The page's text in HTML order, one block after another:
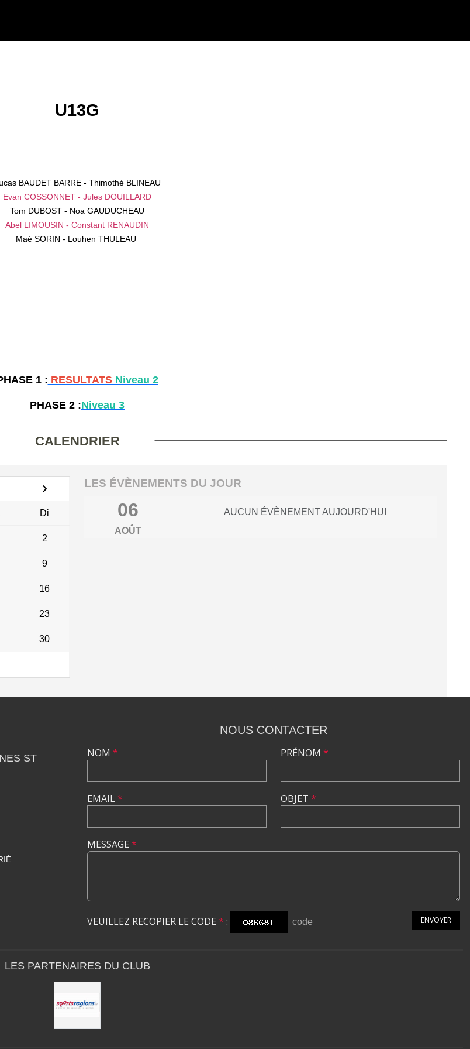
U13G
BAUDET BARRE - Thimothé BLINEAU
Evan COSSONNET - Jules DOUILLARD
Tom DUBOST - Noa GAUDUCHEAU
Abel LIMOUSIN - Constant RENAUDIN
Maé SORIN - Louhen THULEAU
1 : RESULTATS Niveau 2
PHASE 2 :Niveau 3
CALENDRIER
Di
2
9
16
23
30
LES ÉVÈNEMENTS DU JOUR
06
AOÛT
AUCUN ÉVÈNEMENT AUJOURD'HUI
ST
NOUS CONTACTER
NOM *
EMAIL*
PRÉNOM *
OBJET *
MESSAGE *
VEUILLEZ RECOPIER LE CODE * : ENVOYER
LES PARTENAIRES DU CLUB